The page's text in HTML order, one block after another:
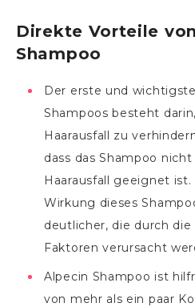
Direkte Vorteile
Shampoo
Der erste und
Shampoos besteht
Haarausfall zu
dass das Shampoo
Haarausfall geeignet
Wirkung dieses
deutlicher, die durch
Faktoren verursacht
Alpecin Shampoo ist
von mehr als ein paar